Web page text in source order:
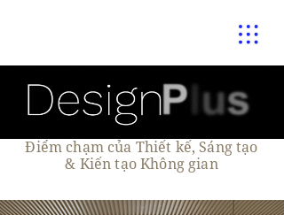
Điểm chạm của Thiết kế, Sáng tạo
& Kiến tạo Không gian